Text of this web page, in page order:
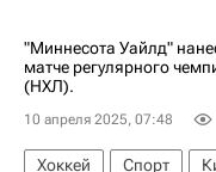
"Миннесота Уайлд"
матче регулярного
(НХЛ).
10 апреля 2025, 07:48
Хоккей Спорт